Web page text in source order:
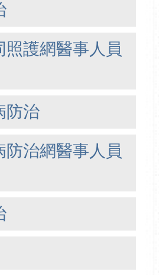
照護網醫事人員
防治
防治網醫事人員